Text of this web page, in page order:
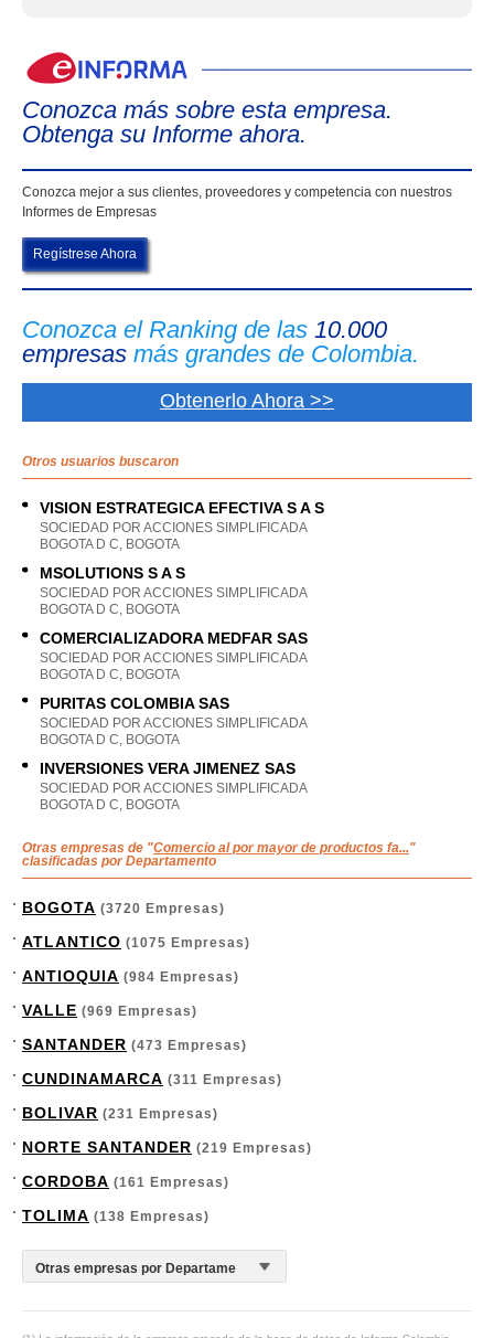
Conozca más sobre esta empresa.
Obtenga su Informe ahora.
Conozca mejor a sus clientes, proveedores y competencia con nuestros
Informes de Empresas
Regístrese Ahora
Conozca el Ranking de las 10.000
empresas más grandes de Colombia.
Obtenerlo Ahora >>
Otros usuarios buscaron
VISION ESTRATEGICA EFECTIVA S A S
SOCIEDAD POR ACCIONES SIMPLIFICADA
BOGOTA D C, BOGOTA
MSOLUTIONS S A S
SOCIEDAD POR ACCIONES SIMPLIFICADA
BOGOTA D C, BOGOTA
COMERCIALIZADORA MEDFAR SAS
SOCIEDAD POR ACCIONES SIMPLIFICADA
BOGOTA D C, BOGOTA
PURITAS COLOMBIA SAS
SOCIEDAD POR ACCIONES SIMPLIFICADA
BOGOTA D C, BOGOTA
INVERSIONES VERA JIMENEZ SAS
SOCIEDAD POR ACCIONES SIMPLIFICADA
BOGOTA D C, BOGOTA
Otras empresas de "Comercio al por mayor de productos fa..."
clasificadas por Departamento
BOGOTA (3720 Empresas)
ATLANTICO (1075 Empresas)
ANTIOQUIA (984 Empresas)
VALLE (969 Empresas)
SANTANDER (473 Empresas)
CUNDINAMARCA (311 Empresas)
BOLIVAR (231 Empresas)
NORTE SANTANDER (219 Empresas)
CORDOBA (161 Empresas)
TOLIMA (138 Empresas)